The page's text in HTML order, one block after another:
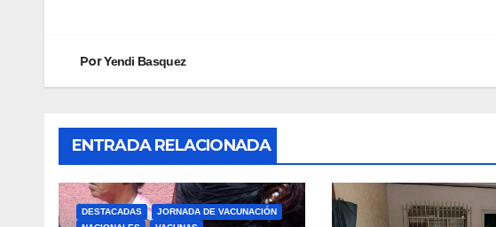
PorYendi Basquez
ENTRADA RELACIONADA
DESTACADAS
JORNADA DE VACUNACIÓN